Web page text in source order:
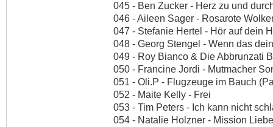
045 - Ben Zucker - Herz zu und
046 - Aileen Sager - Rosarote
047 - Stefanie Hertel - Hör auf dein
048 - Georg Stengel - Wenn das
049 - Roy Bianco & Die Abbrunzati
050 - Francine Jordi - Mutmacher
051 - Oli.P - Flugzeuge im Bauch
052 - Maite Kelly - Frei
053 - Tim Peters - Ich kann nicht
054 - Natalie Holzner - Mission Liebe